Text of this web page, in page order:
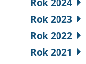
Rok 2024
Rok 2023
Rok 2022
Rok 2021